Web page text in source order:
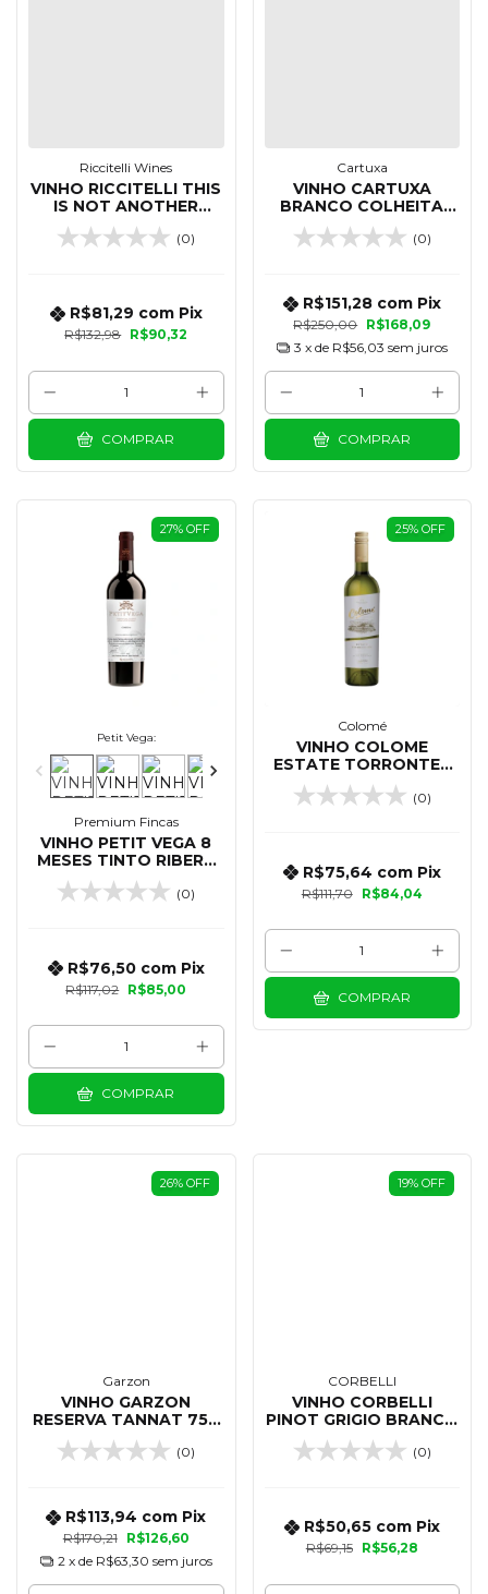
Riccitelli Wines
VINHO RICCITELLI THIS
IS NOT ANOTHER
LOVELY MALBEC 750
ML
(0)
R$132,98 R$90,32
R$81,29 com Pix
COMPRAR
Cartuxa
VINHO CARTUXA
BRANCO COLHEITA
750 ML
(0)
R$250,00 R$168,09
R$151,28 com Pix
3 x de R$56,03 sem juros
COMPRAR
27% OFF
Petit Vega:
Premium Fincas
VINHO PETIT VEGA 8
MESES TINTO RIBERA
DEL DUERO 750 ML
(0)
R$117,02 R$85,00
R$76,50 com Pix
COMPRAR
25% OFF
Colomé
VINHO COLOME
ESTATE TORRONTES
750 ML
(0)
R$111,70 R$84,04
R$75,64 com Pix
COMPRAR
26% OFF
Garzon
VINHO GARZON
RESERVA TANNAT 750
ML
(0)
R$170,21 R$126,60
R$113,94 com Pix
2 x de R$63,30 sem juros
19% OFF
CORBELLI
VINHO CORBELLI
PINOT GRIGIO BRANCO
IGT 750 ML
(0)
R$69,15 R$56,28
R$50,65 com Pix